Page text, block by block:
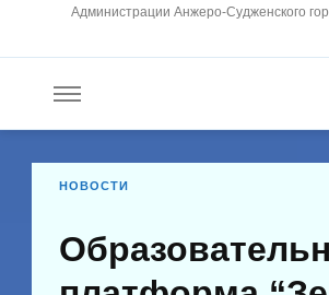
Администрации Анжеро-Судженского
НОВОСТИ